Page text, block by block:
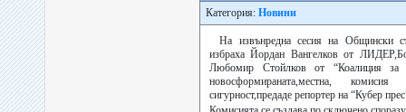
Категория: Новини
На извънредна сесия на Общински
избраха Йордан Вангелков от
Любомир Стойлков от “Коалиция за
новосформираната,местна,
сигурност,предаде репортер на “Кубер